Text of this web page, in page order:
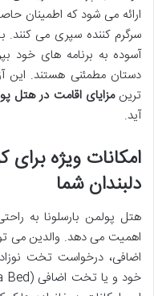
ارائه می شود که اطمینان
سرگرم کننده سپری می کنند.
آسوده به برنامه های خود
دستان مطمئنی هستند. این
ترینمزایای اقامت در هتل
آید.
امکانات ویژه برای
دلبندان شما
هتل پولمن بارسلونا به
اهمیت می دهد. والدین می